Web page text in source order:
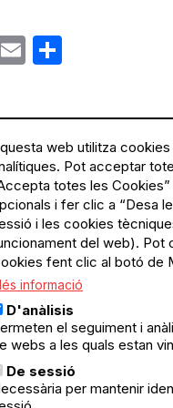
Email
Avís
web utilitza
Pot acceptar
totes les
i fer clic a “Desa
i les cookies
del web). Pot
fent clic al botó de
informació
D'anàlisis
el seguiment i
webs a les quals estan
De sessió
per mantenir